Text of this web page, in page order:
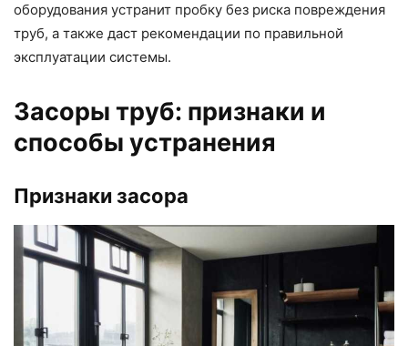
оборудования устранит пробку без риска повреждения
труб, а также даст рекомендации по правильной
эксплуатации системы.
Засоры труб: признаки и
способы устранения
Признаки засора